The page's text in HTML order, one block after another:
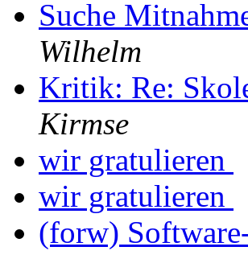
Suche
Wilhelm
Kritik: Re:
Kirmse
wir gratulieren
wir gratulieren
(forw)